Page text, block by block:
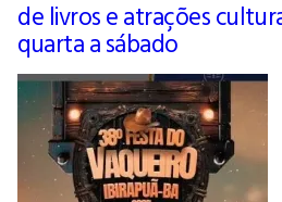
de livros e atrações
quarta a sábado